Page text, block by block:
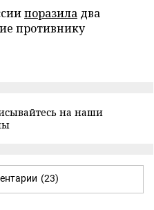
поразила два
противнику
на наши
(23)